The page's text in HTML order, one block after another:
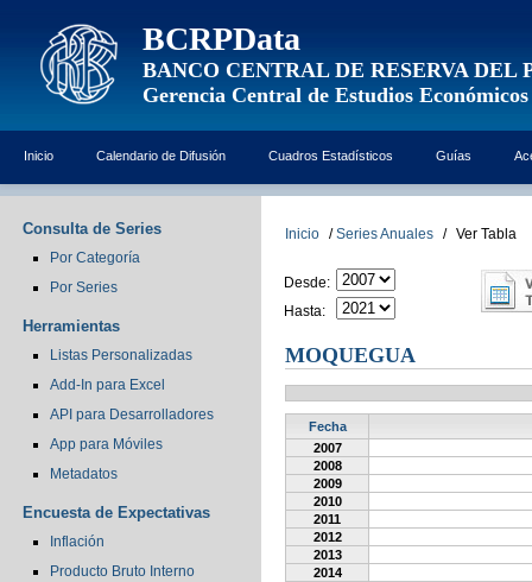
BCRPData
BANCO CENTRAL DE RESERVA DEL
Gerencia Central de Estudios Económicos
Inicio Calendario de Difusión Cuadros Estadísticos Guías
Consulta de Series
Por Categoría
Por Series
Herramientas
Listas Personalizadas
Add-In para Excel
API para Desarrolladores
App para Móviles
Metadatos
Encuesta de Expectativas
Inflación
Producto Bruto Interno
Inicio / Series Anuales / Ver Tabla
Desde:
Hasta:
MOQUEGUA
Fecha
2007
2008
2009
2010
2011
2012
2013
2014